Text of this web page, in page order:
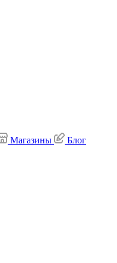
Магазины Блог